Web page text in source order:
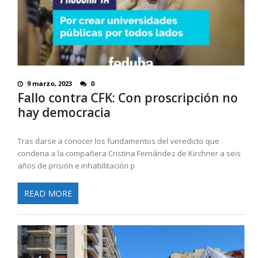
9 marzo, 2023 0
Fallo contra CFK: Con proscripción no
hay democracia
Tras darse a conocer los fundamentos del veredicto que
condena a la compañera Cristina Fernández de Kirchner a seis
años de prisión e inhabilitación p
READ MORE